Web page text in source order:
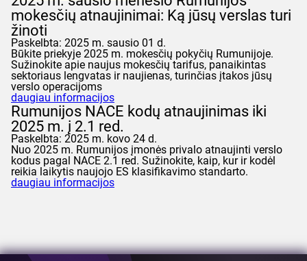
mokesčių atnaujinimai: Ką jūsų verslas turi
žinoti
Paskelbta: 2025 m. sausio 01 d.
Būkite priekyje 2025 m. mokesčių pokyčių Rumunijoje.
Sužinokite apie naujus mokesčių tarifus, panaikintas
sektoriaus lengvatas ir naujienas, turinčias įtakos jūsų
verslo operacijoms
daugiau informacijos
Rumunijos NACE kodų atnaujinimas iki
2025 m. į 2.1 red.
Paskelbta: 2025 m. kovo 24 d.
Nuo 2025 m. Rumunijos įmonės privalo atnaujinti verslo
kodus pagal NACE 2.1 red. Sužinokite, kaip, kur ir kodėl
reikia laikytis naujojo ES klasifikavimo standarto.
daugiau informacijos